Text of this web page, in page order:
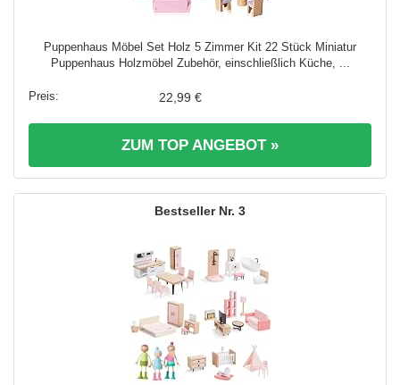
Puppenhaus Möbel Set Holz 5 Zimmer Kit 22 Stück Miniatur
Puppenhaus Holzmöbel Zubehör, einschließlich Küche, ...
22,99 €
ZUM TOP ANGEBOT »
3